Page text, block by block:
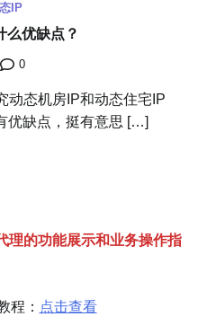
IP
么优缺点？
0
态机房IP和动态住宅IP
优缺点，挺有意思 […]
理的功能展示和业务操作指
程： 点击查看